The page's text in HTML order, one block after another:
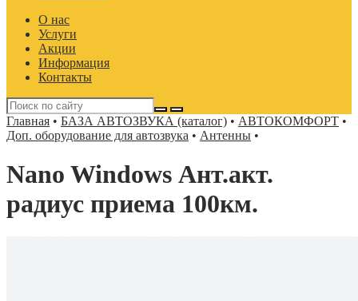
О нас
Услуги
Акции
Информация
Контакты
Главная • БАЗА АВТОЗВУКА (каталог) • АВТОКОМФОРТ •
Доп. оборудование для автозвука • Антенны •
Nano Windows Ант.акт.
радиус приема 100км.